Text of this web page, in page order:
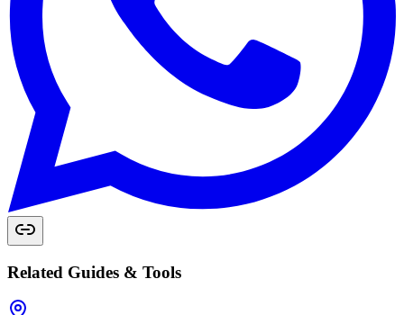
Related Guides & Tools